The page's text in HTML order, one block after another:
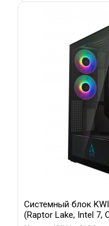
Системный блок
(Raptor Lake, Intel 7,